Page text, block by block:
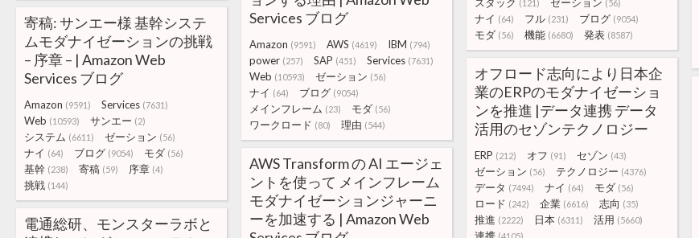
(121) (56)
ナイ (64) フル (231) ブログ (9054)
モダ (56) 機能 (6680) 発表 (8587)
Services ブログ
Amazon (9591) AWS (4619) IBM (794)
power (257) SAP (451) Services (7631)
Web (10593) ゼーション (56)
ナイ (64) ブログ (9054)
メインフレーム (23) モダ (56)
ワークロード (80) 理由 (544)
寄稿: サンエー様 基幹システ
ムモダナイゼーションの挑戦
– 序章 – | Amazon Web
Services ブログ
Amazon (9591) Services (7631)
Web (10593) サンエー (2)
システム (6611) ゼーション (56)
ナイ (64) ブログ (9054) モダ (56)
基幹 (238) 寄稿 (59) 序章 (4)
挑戦 (144)
オフロード志向により日本企
業のERPのモダナイゼーショ
ンを推進 |データ連携 データ
活用のセゾンテクノロジー
ERP (212) オフ (91) セゾン (43)
ゼーション (56) テクノロジー (4376)
データ (7494) ナイ (64) モダ (56)
ロード (242) 企業 (6616) 志向 (35)
推進 (2222) 日本 (6311) 活用 (5660)
AWS Transform の AI エージェ
ントを使って メインフレーム
モダナイゼーションジャーニ
ーを加速する | Amazon Web
電通総研、モンスターラボと